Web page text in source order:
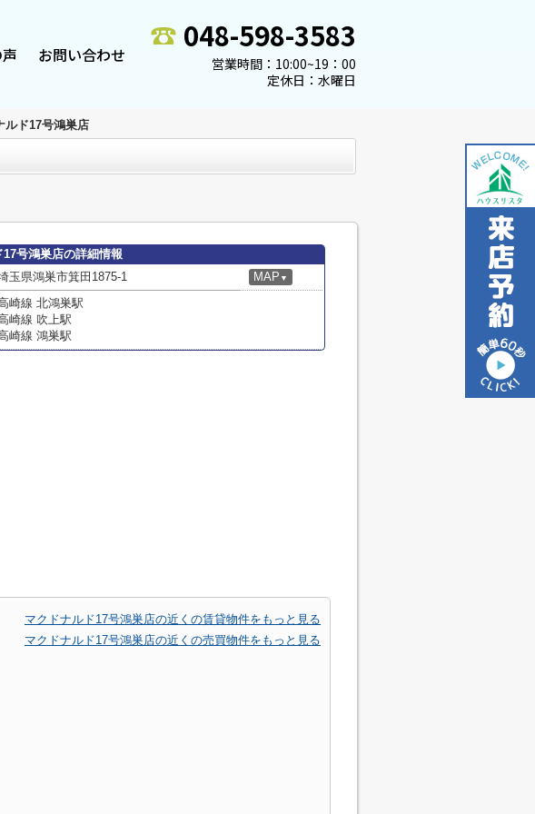
お問い合わせ
048-598-3583
営業時間：10:00~19：00
定休日：水曜日
ルド17号鴻巣店
17号鴻巣店の詳細情報
玉県鴻巣市箕田1875-1 MAP ▼
崎線 北鴻巣駅
崎線 吹上駅
崎線 鴻巣駅
マクドナルド17号鴻巣店の近くの賃貸物件をもっと見る
マクドナルド17号鴻巣店の近くの売買物件をもっと見る